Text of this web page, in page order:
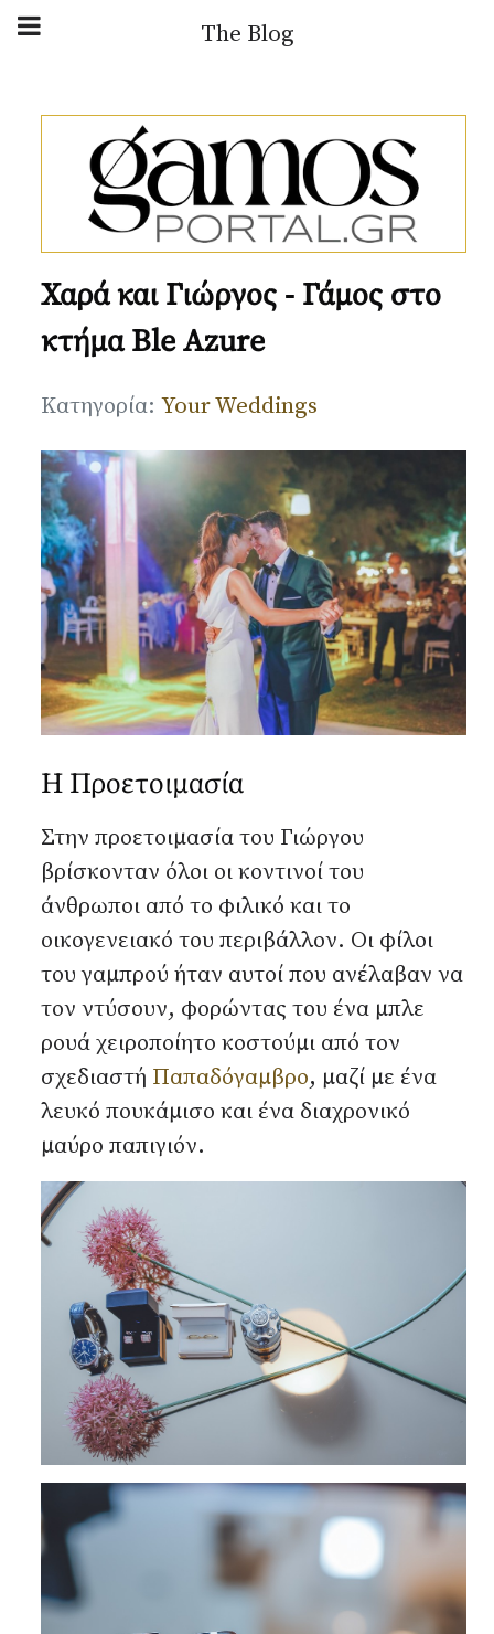
Αρχική Blog
Παρουσιάσεις
Your Weddings
News
Αναζήτηση...
The Blog
Χαρά και Γιώργος - Γάμος στο
κτήμα Ble Azure
Λεπτομέρειες
Κατηγορία: Your Weddings
Η Προετοιμασία
Στην προετοιμασία του Γιώργου
βρίσκονταν όλοι οι κοντινοί του
άνθρωποι από το φιλικό και το
οικογενειακό του περιβάλλον. Οι φίλοι
του γαμπρού ήταν αυτοί που ανέλαβαν να
τον ντύσουν, φορώντας του ένα μπλε
ρουά χειροποίητο κοστούμι από τον
σχεδιαστή Παπαδόγαμβρο, μαζί με ένα
λευκό πουκάμισο και ένα διαχρονικό
μαύρο παπιγιόν.